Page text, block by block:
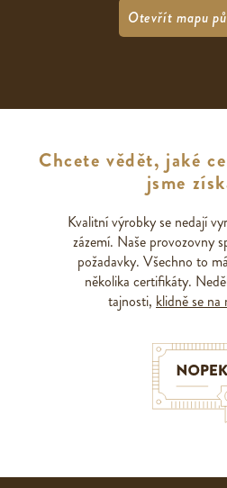
Otevřít mapu
Chcete vědět, jaké
jsme
Kvalitní výrobky se nedají
zázemí. Naše provozovny
požadavky. Všechno to
několika certifikáty.
tajnosti, klidně se